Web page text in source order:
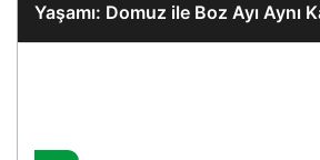
Yaşamı: Domuz ile Boz Ayı Aynı